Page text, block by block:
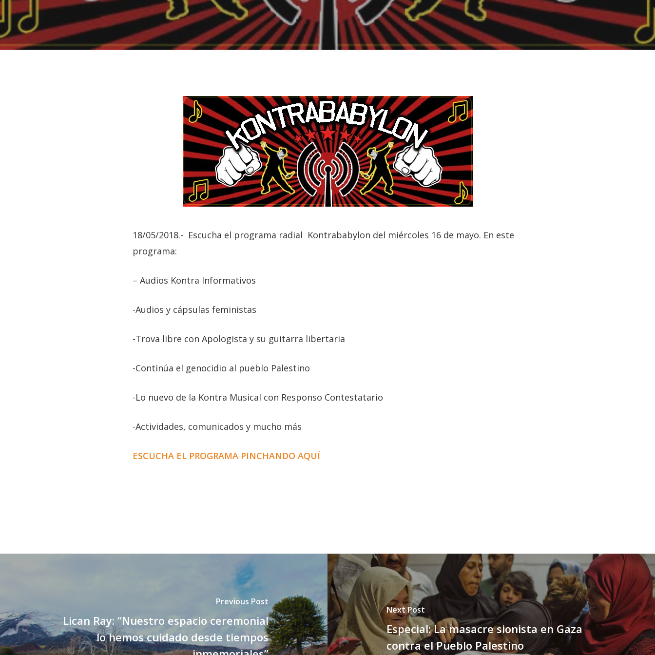
Hit enter to search or ESC to close
18/05/2018.- Escucha el programa radial Kontrababylon del miércoles 16 de mayo. En este
programa:
– Audios Kontra Informativos
-Audios y cápsulas feministas
-Trova libre con Apologista y su guitarra libertaria
-Continúa el genocidio al pueblo Palestino
-Lo nuevo de la Kontra Musical con Responso Contestatario
-Actividades, comunicados y mucho más
ESCUCHA EL PROGRAMA PINCHANDO AQUÍ
Previous Post
Lican Ray: “Nuestro espacio ceremonial
lo hemos cuidado desde tiempos
Next Post
Especial: La masacre sionista en Gaza
contra el Pueblo Palestino